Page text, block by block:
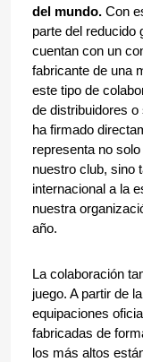
del mundo. Con
parte del reducido
cuentan con un
fabricante de una
este tipo de
de distribuidores
ha firmado
representa no
nuestro club, sino
internacional a la
nuestra
año.
La colaboración
juego. A partir de
equipaciones
fabricadas de
los más altos